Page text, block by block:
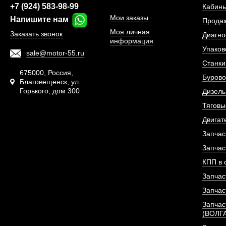
ПОД
+7 (924) 583-98-99
Напишите нам
Заказать звонок
sale@motor-55.ru
675000, Россия,
Благовещенск, ул.
Горького, дом 300
Мои заказы
Моя личная
информация
КПП в